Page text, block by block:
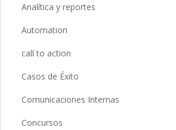
Analítica y reportes
Automation
call to action
Casos de Éxito
Comunicaciones Internas
Concursos